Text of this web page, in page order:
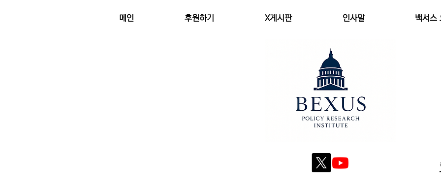
메인 후원하기 X게시판 인사말 백서스